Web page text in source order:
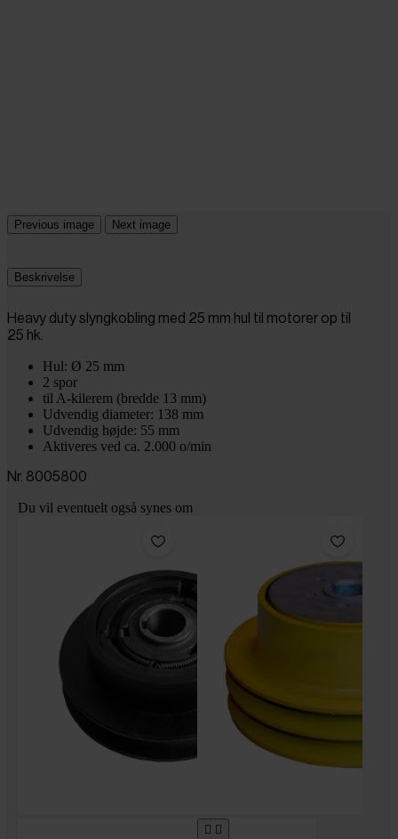
Previous image Next image
Beskrivelse
Heavy duty slyngkobling med 25 mm hul til motorer op til
25 hk.
Hul: Ø 25 mm
2 spor
til A-kilerem (bredde 13 mm)
Udvendig diameter: 138 mm
Udvendig højde: 55 mm
Aktiveres ved ca. 2.000 o/min
Nr. 8005800
Du vil eventuelt også synes om
 